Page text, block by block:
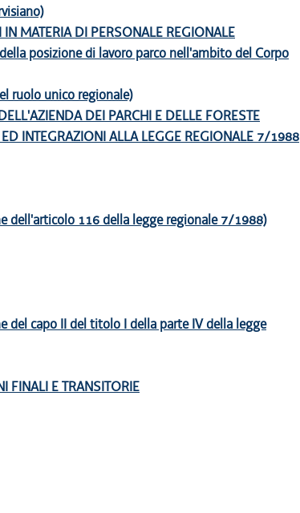
MATERIA DI PERSONALE REGIONALE
posizione di lavoro parco nell'ambito del Corpo
ruolo unico regionale)
DEI PARCHI E DELLE FORESTE
INTEGRAZIONI ALLA LEGGE REGIONALE 7/1988
dell'articolo 116 della legge regionale 7/1988)
del capo II del titolo I della parte IV della legge
FINALI E TRANSITORIE